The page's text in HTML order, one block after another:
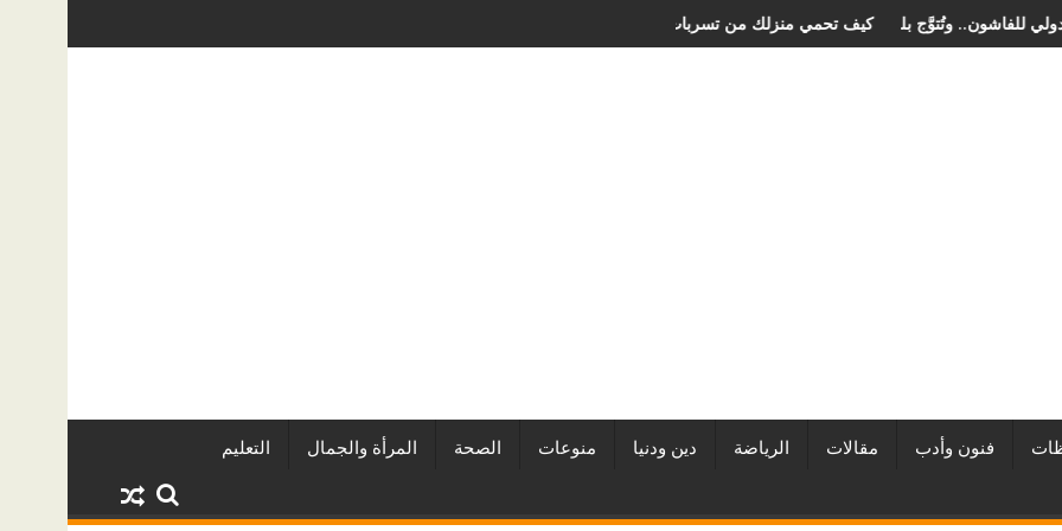
كيف تحمي منزلك من تسربات المياه الخفية؟ دليل عملي لأصحاب المنازل في الرياضفي مهرجان الصخرة الدولي للفاشون.. وتُتوَّج بلقب أفضل مصممة أزياء لعام 2026
فنون وأدب مقالات الرياضة دين ودنيا منوعات الصحة المرأة والجمال التعليم